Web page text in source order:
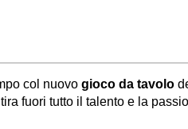
col nuovo gioco da tavolo
tira fuori tutto il talento e la